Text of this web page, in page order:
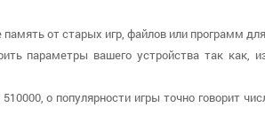
от старых игр, файлов или программ
параметры вашего устройства так как,
о популярности игры точно говорит